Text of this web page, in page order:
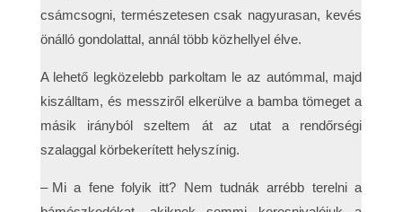
csámcsogni, természetesen csak nagyurasan, kevés
önálló gondolattal, annál több közhellyel élve.
A lehető legközelebb parkoltam le az autómmal, majd
kiszálltam, és messziről elkerülve a bamba tömeget a
másik irányból szeltem át az utat a rendőrségi
szalaggal körbekerített helyszínig.
– Mi a fene folyik itt? Nem tudnák arrébb terelni a